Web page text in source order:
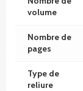
volume
Nombre de
pages
Type de
reliure